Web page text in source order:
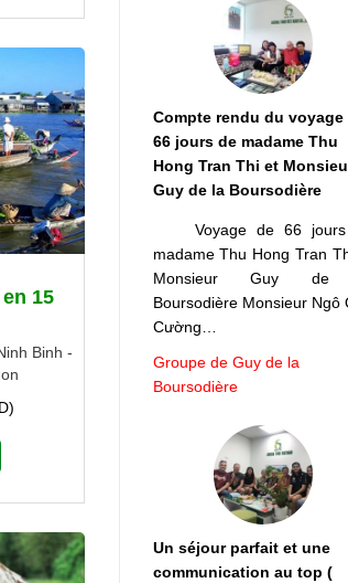
15
Binh -
Compte rendu du voyage
66 jours de madame Thu
Hong Tran Thi et
Guy de la Boursodière
Voyage de 66
madame Thu Hong Tran
Monsieur Guy
Boursodière Monsieur Ngô
Cường…
Groupe de Guy de la
Boursodière
Un séjour parfait et une
communication au top (